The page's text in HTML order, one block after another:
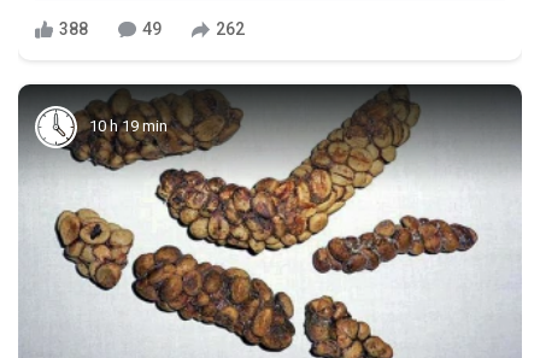
388 49 262
10 h 19 min